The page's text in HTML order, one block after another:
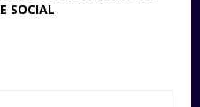
SOCIAL